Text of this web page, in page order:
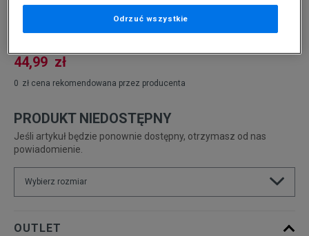
Produkt pochodzi z końcówek aktualnych kolekcji, ubiegłych
sezonów lub z ekspozycji.Szczegóły.
0 zł cena rekomendowana przez producenta
44,99 zł
PRODUKT NIEDOSTĘPNY
Jeśli artykuł będzie ponownie dostępny, otrzymasz od nas
powiadomienie.
Wybierz rozmiar
OUTLET
Odrzuć wszystkie